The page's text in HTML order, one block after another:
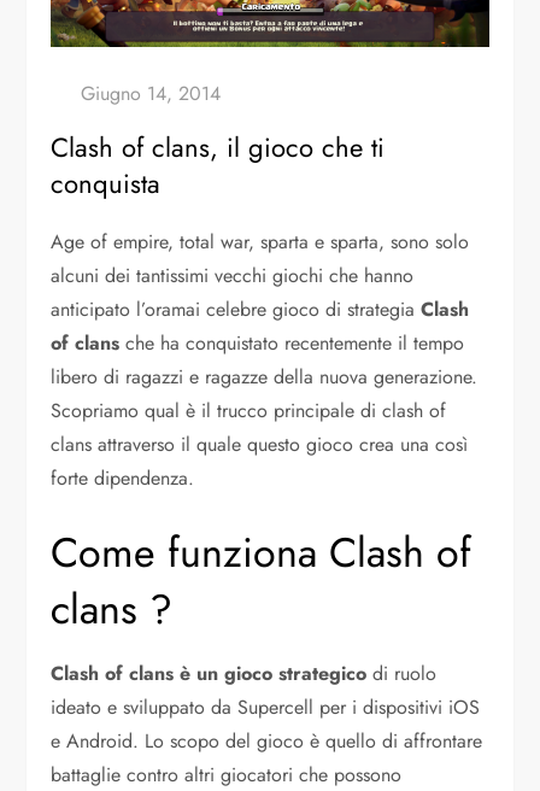
Clash of clans, il gioco che ti
conquista
Age of empire, total war, sparta e sparta, sono solo
alcuni dei tantissimi vecchi giochi che hanno
anticipato l’oramai celebre gioco di strategia Clash
of clans che ha conquistato recentemente il tempo
libero di ragazzi e ragazze della nuova generazione.
Scopriamo qual è il trucco principale di clash of
clans attraverso il quale questo gioco crea una così
forte dipendenza.
Come funziona Clash of
clans ?
Clash of clans è un gioco strategico di ruolo
ideato e sviluppato da Supercell per i dispositivi iOS
e Android. Lo scopo del gioco è quello di affrontare
battaglie contro altri giocatori che possono